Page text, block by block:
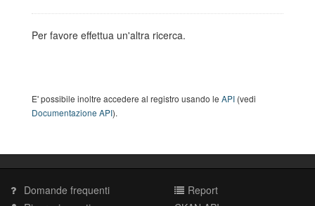
Per favore effettua un'altra ricerca.
E' possibile inoltre accedere al registro usando le API (vedi
Documentazione API).
Domande frequenti
Report